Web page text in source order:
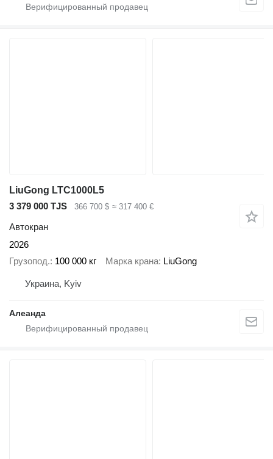
LiuGong LTC1000L5
3 379 000 TJS
366 700 $ ≈ 317 400 €
Автокран
2026
Грузопод. 100 000 кг Марка крана LiuGong
Украина, Kyiv
Алеанда